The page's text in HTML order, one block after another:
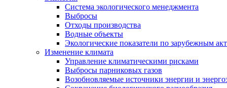
Система экологического менеджмента
Выбросы
Отходы производства
Водные объекты
Экологические показатели по зарубежным
Изменение климата
Управление климатическими рисками
Выбросы парниковых газов
Возобновляемые источники энергии и